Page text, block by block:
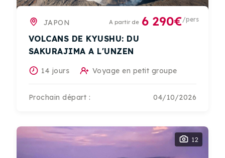
JAPON A partir de 6 290€/pers
VOLCANS DE KYUSHU: DU
SAKURAJIMA A L'UNZEN
14 jours Voyage en petit groupe
Prochain départ : 04/10/2026
12